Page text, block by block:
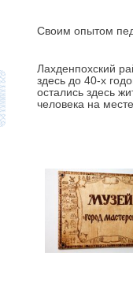
Своим опытом
Лахденпохский
здесь до 40-х
остались здесь
человека на